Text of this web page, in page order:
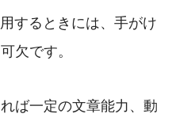
するときには、手がけ
欠です。
ば一定の文章能力、動